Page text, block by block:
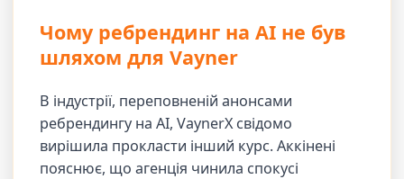
Чому ребрендинг на AI не був
шляхом для Vayner
В індустрії, переповненій анонсами
ребрендингу на AI, VaynerX свідомо
вирішила прокласти інший курс. Аккінені
пояснює, що агенція чинила спокусі